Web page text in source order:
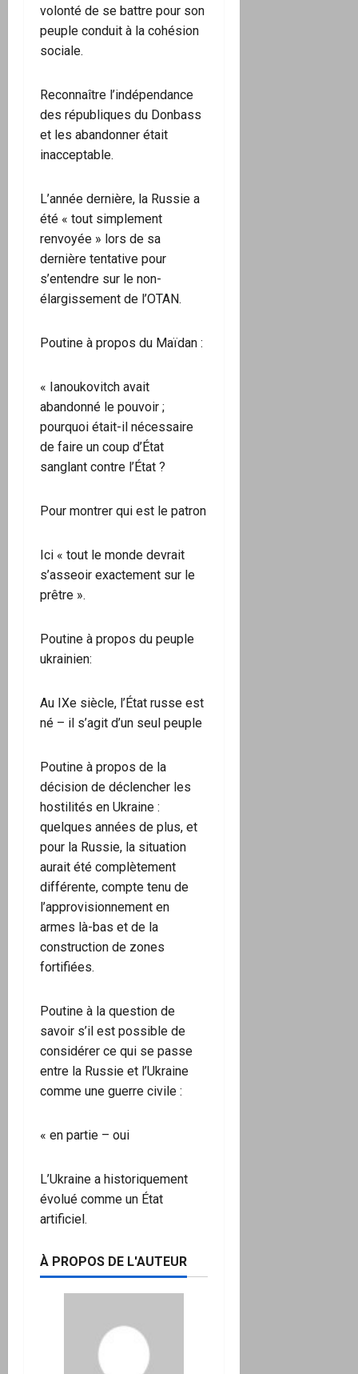
volonté de se battre pour son
peuple conduit à la cohésion
sociale.
Reconnaître l’indépendance
des républiques du Donbass
et les abandonner était
inacceptable.
L’année dernière, la Russie a
été « tout simplement
renvoyée » lors de sa
dernière tentative pour
s’entendre sur le non-
élargissement de l’OTAN.
Poutine à propos du Maïdan :
« Ianoukovitch avait
abandonné le pouvoir ;
pourquoi était-il nécessaire
de faire un coup d’État
sanglant contre l’État ?
Pour montrer qui est le patron
Ici « tout le monde devrait
s’asseoir exactement sur le
prêtre ».
Poutine à propos du peuple
ukrainien:
Au IXe siècle, l’État russe est
né – il s’agit d’un seul peuple
Poutine à propos de la
décision de déclencher les
hostilités en Ukraine :
quelques années de plus, et
pour la Russie, la situation
aurait été complètement
différente, compte tenu de
l’approvisionnement en
armes là-bas et de la
construction de zones
fortifiées.
Poutine à la question de
savoir s’il est possible de
considérer ce qui se passe
entre la Russie et l’Ukraine
comme une guerre civile :
« en partie – oui
L’Ukraine a historiquement
évolué comme un État
artificiel.
À PROPOS DE L'AUTEUR